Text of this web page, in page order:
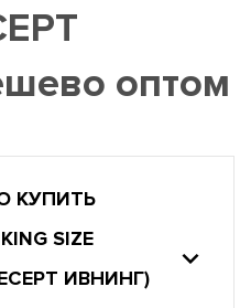
оптом
КУПИТЬ
SIZE
ИВНИНГ)